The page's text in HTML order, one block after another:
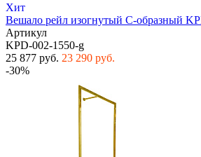
Хит
Вешало рейл изогнутый С-образный
Артикул
KPD-002-1550-g
25 877 руб. 23 290 руб.
-30%